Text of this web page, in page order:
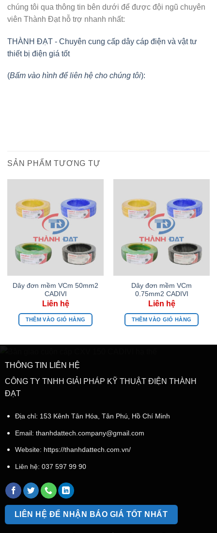
chúng tôi qua thông tin bên dưới để được đội ngũ chuyên
viên Thành Đạt hỗ trợ nhanh nhất:
THÀNH ĐẠT - Chuyên cung cấp dây cáp điện và vật tư
thiết bị điện giá tốt
(Bấm vào hình để liên hệ cho chúng tôi):
SẢN PHẨM TƯƠNG TỰ
Dây đơn mềm VCm 50mm2
CADIVI
THÊM VÀO GIỎ HÀNG
Dây đơn mềm VCm
0.75mm2 CADIVI
THÊM VÀO GIỎ HÀNG
THÔNG TIN LIÊN HỆ
CÔNG TY TNHH GIẢI PHÁP KỸ THUẬT ĐIỆN THÀNH
ĐẠT
Địa chỉ: 153 Kênh Tân Hóa, Tân Phú, Hồ Chí Minh
Email: thanhdattech.company@gmail.com
Website: https://thanhdattech.com.vn/
Liên hệ: 037 597 99 90
LIÊN HỆ ĐỂ NHẬN BÁO GIÁ TỐT NHẤT